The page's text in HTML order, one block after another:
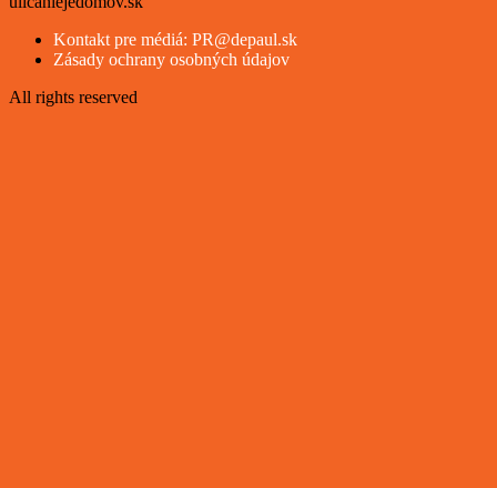
Kontakt pre médiá: PR@depaul.sk
Zásady ochrany osobných údajov
All rights reserved